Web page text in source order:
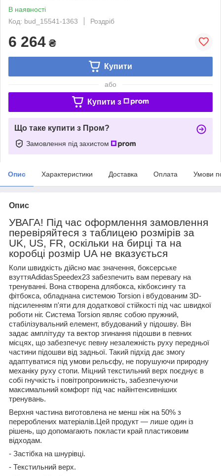
В наявності
Код: bud_15541-1363
Роздріб
6 264 ₴
Купити
або
Купити з
Що таке купити з Пром?
Замовлення під захистом
Опис Характеристики Доставка Оплата Умови
Опис
УВАГА! Під час оформлення замовлення
перевіряйтеся з таблицею розмірів за
UK, US, FR, оскільки на бирці та на
коробці розмір UA не вказується
Коли швидкість дійсно має значення, боксерське
взуттяAdidasSpeedex23 забезпечить вам перевагу на
тренуванні. Вона створена длябокса, кікбоксингу та
фітбокса, обладнана системою Torsion і вбудованим 3D-
підсиленням п'яти для додаткової стійкості під час швидкої
роботи ніг. Система Torsion являє собою пружний,
стабілізувальний елемент, вбудований у підошву. Він
задає амплітуду та вектор згинання підошви в певних
місцях, що забезпечує певну незалежність руху передньої
частини підошви від задньої. Такий підхід дає змогу
адаптуватися під умови рельєфу, не порушуючи природну
механіку руху стопи. Міцний текстильний верх поєднує в
собі гнучкість і повітропроникність, забезпечуючи
максимальний комфорт під час найінтенсивніших
тренувань.
Верхня частина виготовлена не менш ніж на 50% з
перероблених матеріалів.Цей продукт — лише один із
рішень, що допомагають покласти край пластиковим
відходам.
- Застібка на шнурівці.
- Текстильний верх.